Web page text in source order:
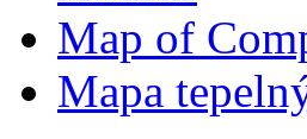
Map of
Mapa